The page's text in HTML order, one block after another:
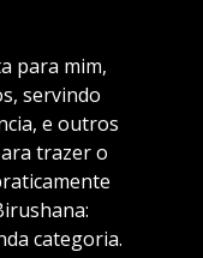
para mim,
servindo
e outros
trazer o
categoria.